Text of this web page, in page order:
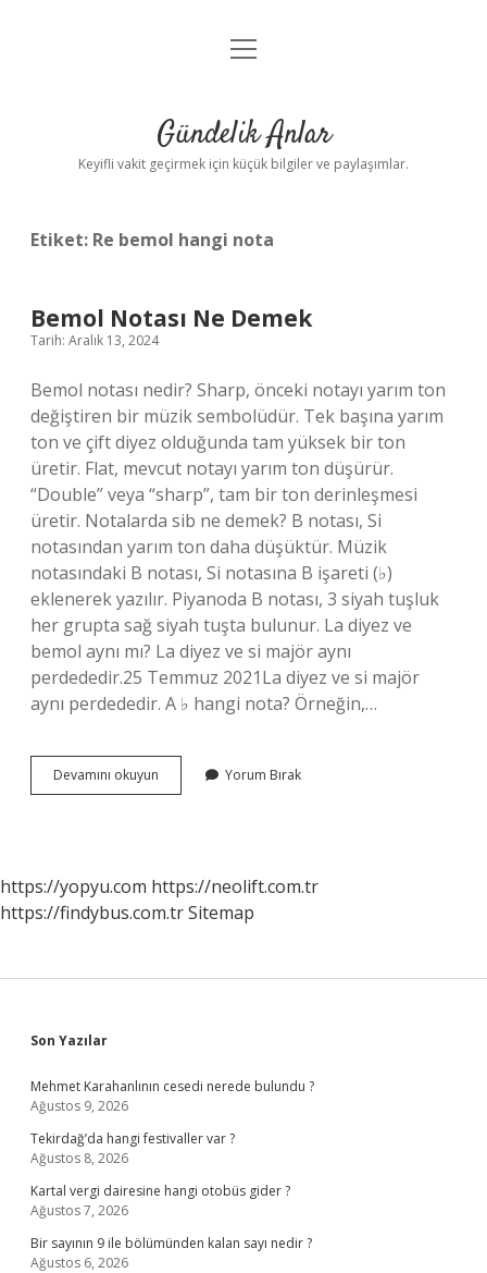
Anasayfa
Yasal Uyarı
menüyü
Gündelik Anlar
Keyifli vakit geçirmek için küçük bilgiler ve paylaşımlar.
Etiket: Re bemol hangi nota
Bemol Notası Ne Demek
Tarih: Aralık 13, 2024
Bemol notası nedir? Sharp, önceki notayı yarım ton
değiştiren bir müzik sembolüdür. Tek başına yarım
ton ve çift diyez olduğunda tam yüksek bir ton
üretir. Flat, mevcut notayı yarım ton düşürür.
“Double” veya “sharp”, tam bir ton derinleşmesi
üretir. Notalarda sib ne demek? B notası, Si
notasından yarım ton daha düşüktür. Müzik
notasındaki B notası, Si notasına B işareti (♭)
eklenerek yazılır. Piyanoda B notası, 3 siyah tuşluk
her grupta sağ siyah tuşta bulunur. La diyez ve
bemol aynı mı? La diyez ve si majör aynı
perdededir.25 Temmuz 2021La diyez ve si majör
aynı perdededir. A ♭ hangi nota? Örneğin,…
Devamını okuyun
Notası
Yorum Bırak
https://yopyu.com https://neolift.com.tr
https://findybus.com.trSitemap
Sidebar
Son Yazılar
Mehmet Karahanlının cesedi nerede bulundu ?
Ağustos 9, 2026
Tekirdağ’da hangi festivaller var ?
Ağustos 8, 2026
Kartal vergi dairesine hangi otobüs gider ?
Ağustos 7, 2026
Bir sayının 9 ile bölümünden kalan sayı nedir ?
Ağustos 6, 2026